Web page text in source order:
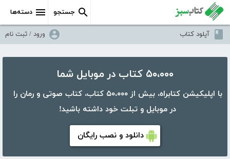
دسته‌ها جستجو
آپلود کتاب ورود / ثبت نام
۵۰،۰۰۰ کتاب در موبایل شما
با اپلیکیشن کتابراه، بیش از ۵۰،۰۰۰ کتاب، کتاب صوتی و رمان را
در موبایل و تبلت خود داشته باشید!
دانلود و نصب رایگان